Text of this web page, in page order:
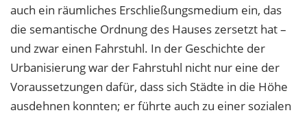
auch ein räumliches Erschließungsmedium ein, das
die semantische Ordnung des Hauses zersetzt hat –
und zwar einen Fahrstuhl. In der Geschichte der
Urbanisierung war der Fahrstuhl nicht nur eine der
Voraussetzungen dafür, dass sich Städte in die Höhe
ausdehnen konnten; er führte auch zu einer sozialen